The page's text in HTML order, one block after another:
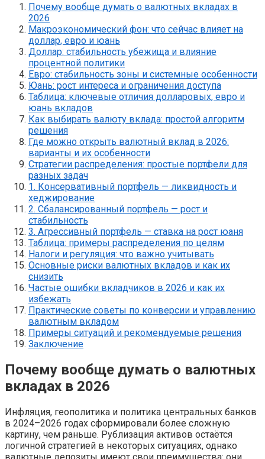
Почему вообще думать о валютных вкладах в
2026
Макроэкономический фон: что сейчас влияет на
доллар, евро и юань
Доллар: стабильность убежища и влияние
процентной политики
Евро: стабильность зоны и системные особенности
Юань: рост интереса и ограничения доступа
Таблица: ключевые отличия долларовых, евро и
юань вкладов
Как выбирать валюту вклада: простой алгоритм
решения
Где можно открыть валютный вклад в 2026:
варианты и их особенности
Стратегии распределения: простые портфели для
разных задач
1. Консервативный портфель — ликвидность и
хеджирование
2. Сбалансированный портфель — рост и
стабильность
3. Агрессивный портфель — ставка на рост юаня
Таблица: примеры распределения по целям
Налоги и регуляция: что важно учитывать
Основные риски валютных вкладов и как их
снизить
Частые ошибки вкладчиков в 2026 и как их
избежать
Практические советы по конверсии и управлению
валютным вкладом
Примеры ситуаций и рекомендуемые решения
Заключение
Почему вообще думать о валютных
вкладах в 2026
Инфляция, геополитика и политика центральных банков
в 2024–2026 годах сформировали более сложную
картину, чем раньше. Рублизация активов остаётся
логичной стратегией в некоторых ситуациях, однако
валютные депозиты имеют свои преимущества: они